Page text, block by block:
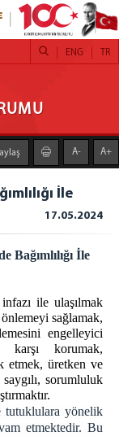
TR
ENG
A- A+
İle
17.05.2024
İle
ile ulaşılmak
sağlamak,
engelleyici
karşı korumak,
etmek, üretken ve
sorumluluk
tutuklulara yönelik
etmektedir. Bu